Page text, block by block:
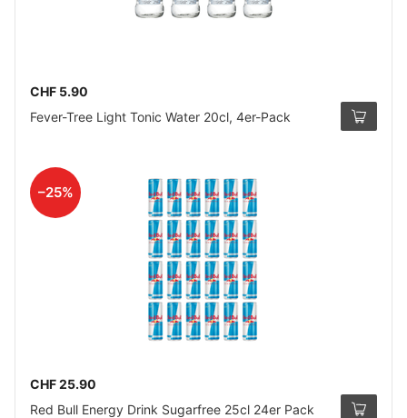
CHF 5.90
Fever-Tree Light Tonic Water 20cl, 4er-Pack
–25%
CHF 25.90
Red Bull Energy Drink Sugarfree 25cl 24er Pack